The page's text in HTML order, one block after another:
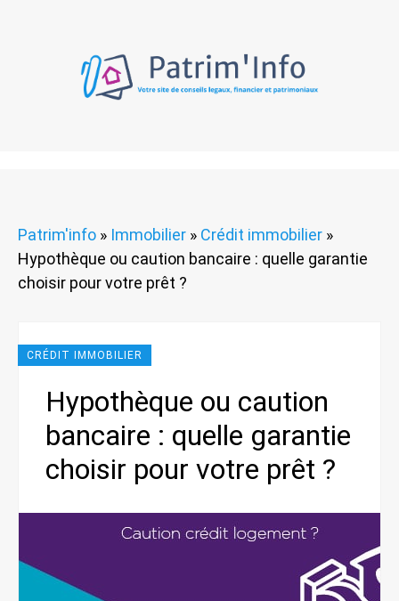
Patrim'info » Immobilier » Crédit immobilier »
Hypothèque ou caution bancaire : quelle garantie
choisir pour votre prêt ?
CRÉDIT IMMOBILIER
Hypothèque ou caution
bancaire : quelle garantie
choisir pour votre prêt ?